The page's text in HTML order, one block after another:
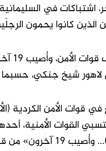
اشتباكات في
الذين كانوا يحمون
شيخ جنكي، حسبما
قوات الأمن الكردية
القوات الأمنية،
مسؤول أمني ثانٍ الحصيلة.